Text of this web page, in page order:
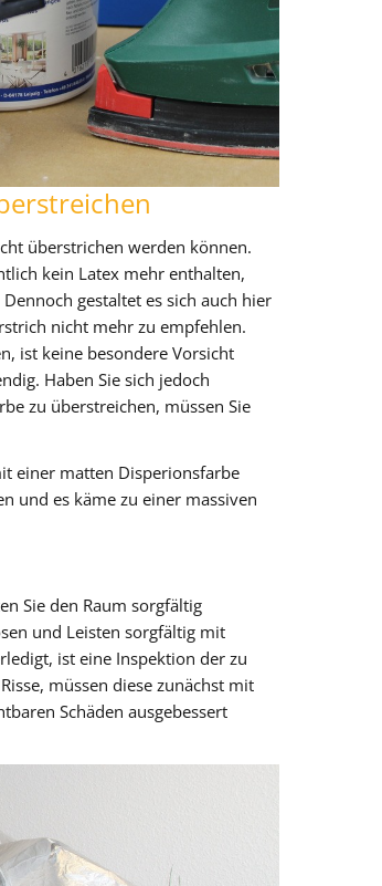
überstrichen werden können.
kein Latex mehr enthalten,
gestaltet es sich auch hier
nicht mehr zu empfehlen.
ist keine besondere Vorsicht
Haben Sie sich jedoch
zu überstreichen, müssen Sie
einer matten Disperionsfarbe
und es käme zu einer massiven
Sie den Raum sorgfältig
und Leisten sorgfältig mit
ist eine Inspektion der zu
müssen diese zunächst mit
Schäden ausgebessert